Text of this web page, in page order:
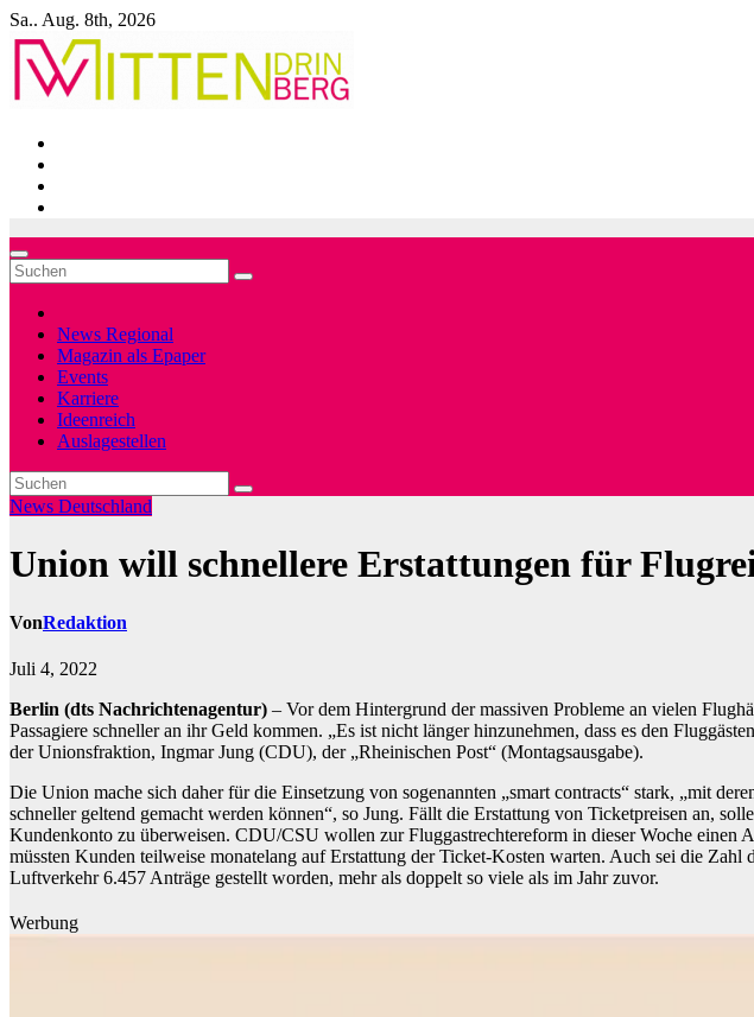
Zum
Inhalt
springen
Sa.. Aug. 8th, 2026
News Regional
Magazin als Epaper
Events
Karriere
Ideenreich
Auslagestellen
News Deutschland
Union will schnellere Erstattungen für
VonRedaktion
Juli 4, 2022
Berlin (dts Nachrichtenagentur) – Vor dem Hintergrund der massiven Probleme an vielen
Passagiere schneller an ihr Geld kommen. „Es ist nicht länger hinzunehmen, dass es den
der Unionsfraktion, Ingmar Jung (CDU), der „Rheinischen Post“ (Montagsausgabe).
Die Union mache sich daher für die Einsetzung von sogenannten „smart contracts“ stark, „mit
schneller geltend gemacht werden können“, so Jung. Fällt die Erstattung von Ticketpreisen an,
Kundenkonto zu überweisen. CDU/CSU wollen zur Fluggastrechtereform in dieser Woche einen
müssten Kunden teilweise monatelang auf Erstattung der Ticket-Kosten warten. Auch sei die
Luftverkehr 6.457 Anträge gestellt worden, mehr als doppelt so viele als im Jahr zuvor.
Werbung